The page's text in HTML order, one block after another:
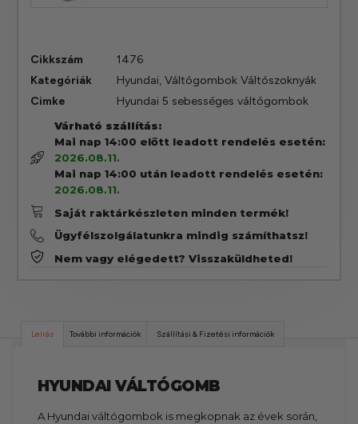
Cikkszám
1476
Kategóriák
Hyundai,Váltógombok Váltószoknyák
Cimke
Hyundai 5 sebességes váltógombok
Várható szállítás:
Mai nap 14:00 előtt leadott rendelés esetén:
2026.08.11.
Mai nap 14:00 után leadott rendelés esetén:
2026.08.11.
Saját raktárkészleten minden termék!
Ügyfélszolgálatunkra mindig számíthatsz!
Nem vagy elégedett? Visszaküldheted!
Leírás További információk Szállítási & Fizetési információk
HYUNDAI VÁLTÓGOMB
A Hyundai váltógombok is megkopnak az évek során,